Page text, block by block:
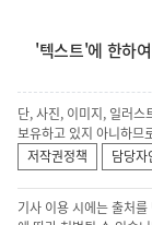
'텍스트'에 한하
단, 사진, 이미지, 일러
보유하고 있지 아니하므
저작권정책
담당자
기사 이용 시에는 출처